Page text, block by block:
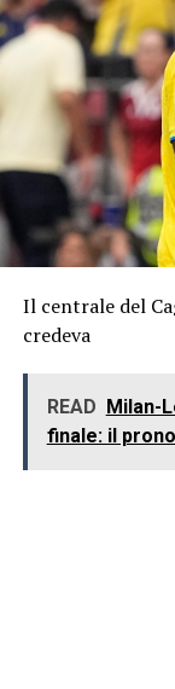
Il centrale del
credeva
READ Milan-
finale: il